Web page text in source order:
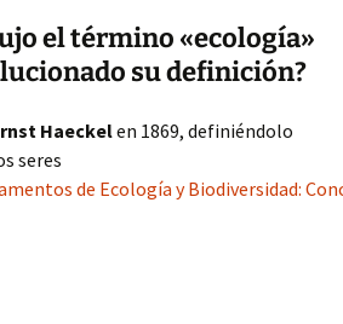
el término «ecología»
su definición?
Haeckelen 1869, definiéndolo
seres
de Ecología y Biodiversidad: